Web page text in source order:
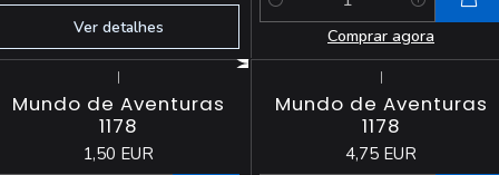
Ver detalhes
Quantidade
Comprar agora
|
Mundo de Aventuras
1178
1,50 EUR
|
Mundo de Aventuras
1178
4,75 EUR